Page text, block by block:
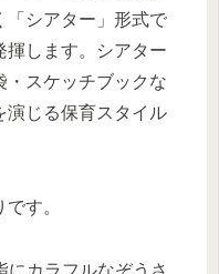
「シアター」形式で
揮します。シアター
・スケッチブックな
演じる保育スタイル
す。
にカラフルなぞうさ